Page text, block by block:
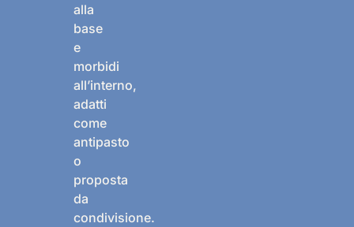
alla
base
e
morbidi
all’interno,
adatti
come
antipasto
o
proposta
da
condivisione.